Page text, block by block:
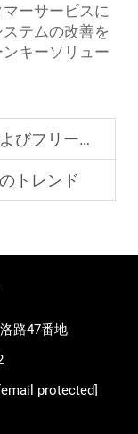
ーサービスに
テムの改善を
キーソリュー
造の最新トレンド
トレンド
路47番地
[email protected]